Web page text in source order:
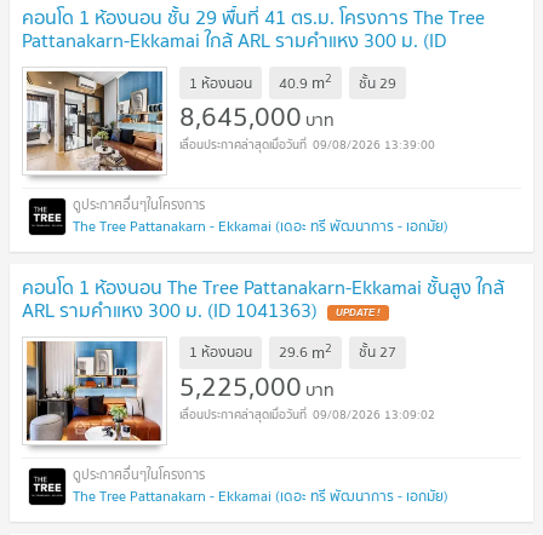
คอนโด 1 ห้องนอน ชั้น 29 พื้นที่ 41 ตร.ม. โครงการ The Tree
Pattanakarn-Ekkamai ใกล้ ARL รามคำแหง 300 ม. (ID
1570864) UPDATE !
1 ห้องนอน 40.9 m2 ชั้น29
8,645,000 บาท
09/08/2026 13:39:00
The Tree Pattanakarn - Ekkamai (เดอะ ทรี พัฒนาการ - เอกมัย)
คอนโด 1 ห้องนอน The Tree Pattanakarn-Ekkamai ชั้นสูง ใกล้
ARL รามคำแหง 300 ม. (ID 1041363) UPDATE !
1 ห้องนอน 29.6 m2 ชั้น27
5,225,000 บาท
09/08/2026 13:09:02
The Tree Pattanakarn - Ekkamai (เดอะ ทรี พัฒนาการ - เอกมัย)